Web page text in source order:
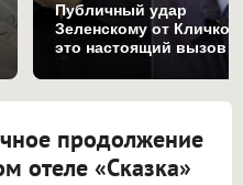
Публичный удар
Зеленскому от Кличко:
это настоящий вызов
продолжение
отеле «Сказка»